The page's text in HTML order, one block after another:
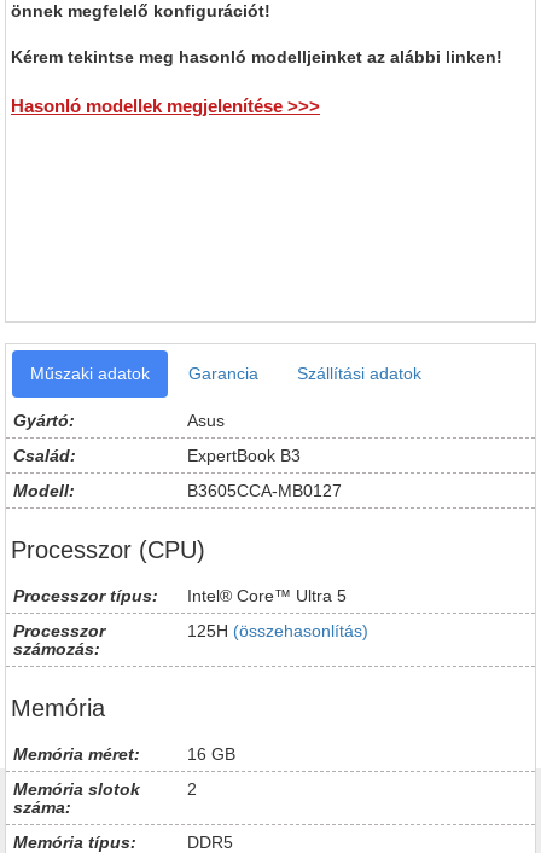
önnek megfelelő konfigurációt!
Kérem tekintse meg hasonló modelljeinket az alábbi linken!
Hasonló modellek megjelenítése >>>
Műszaki adatok Garancia Szállítási adatok
Gyártó:
Asus
Család:
ExpertBook B3
Modell:
B3605CCA-MB0127
Processzor (CPU)
Processzor típus:
Intel® Core™ Ultra 5
Processzor
számozás:
125H (összehasonlítás)
Memória
Memória méret:
16 GB
Memória slotok
száma:
2
Memória típus: DDR5